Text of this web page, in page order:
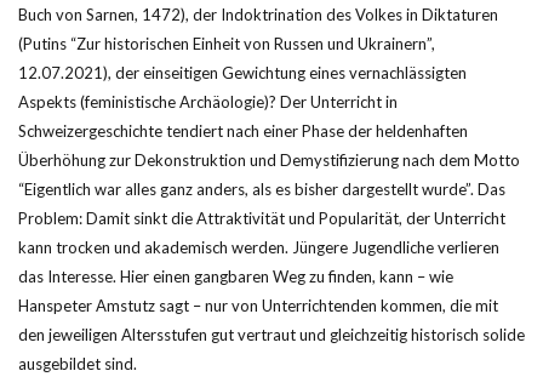
Buch von Sarnen, 1472), der Indoktrination des Volkes in Diktaturen
(Putins “Zur historischen Einheit von Russen und Ukrainern”,
12.07.2021), der einseitigen Gewichtung eines vernachlässigten
Aspekts (feministische Archäologie)? Der Unterricht in
Schweizergeschichte tendiert nach einer Phase der heldenhaften
Überhöhung zur Dekonstruktion und Demystifizierung nach dem Motto
“Eigentlich war alles ganz anders, als es bisher dargestellt wurde”. Das
Problem: Damit sinkt die Attraktivität und Popularität, der Unterricht
kann trocken und akademisch werden. Jüngere Jugendliche verlieren
das Interesse. Hier einen gangbaren Weg zu finden, kann – wie
Hanspeter Amstutz sagt – nur von Unterrichtenden kommen, die mit
den jeweiligen Altersstufen gut vertraut und gleichzeitig historisch solide
ausgebildet sind.